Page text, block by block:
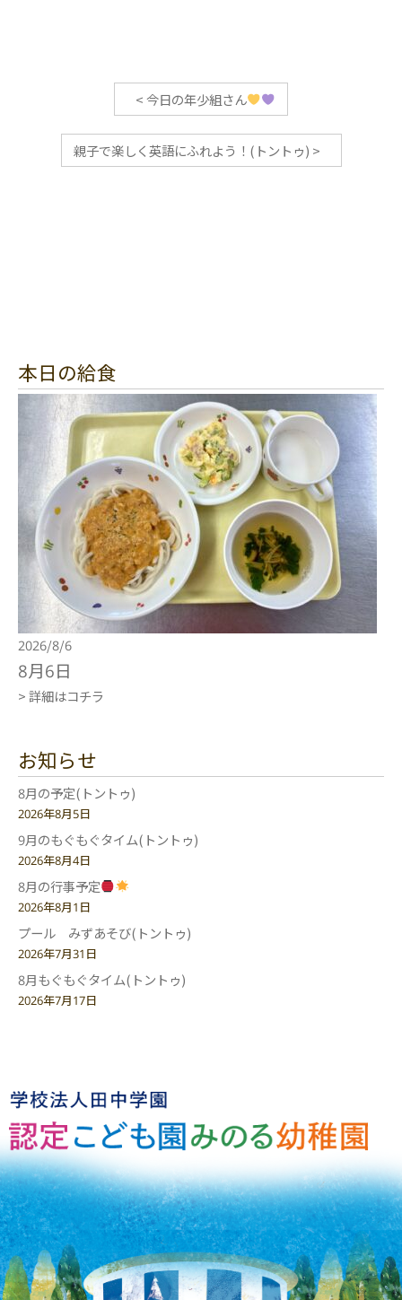
<今日の年少組さん
親子で楽しく英語にふれよう！(トントゥ) >
本日の給食
2026/8/6
8月6日
> 詳細はコチラ
お知らせ
8月の予定(トントゥ)
2026年8月5日
9月のもぐもぐタイム(トントゥ)
2026年8月4日
8月の行事予定
2026年8月1日
プール みずあそび(トントゥ)
2026年7月31日
8月もぐもぐタイム(トントゥ)
2026年7月17日